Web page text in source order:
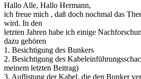
Hallo Alle, Hallo Hermann,
ich freue mich , daß doch nochmal das
wird. In den
letzten Jahren habe ich einige
dazu gehören
1. Besichtigung des Bunkers
2. Besichtigung des
meinem letzten Beitrag)
3. Auflistung der Kabel, die den Bunker